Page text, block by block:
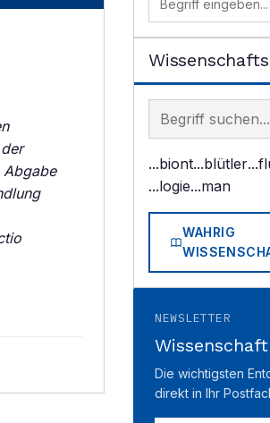
Abgabe
Begriff im
...biont...blütler
...logie...man
WAHRIG
NEWSLETTER
Die wichtigsten
direkt in Ihr